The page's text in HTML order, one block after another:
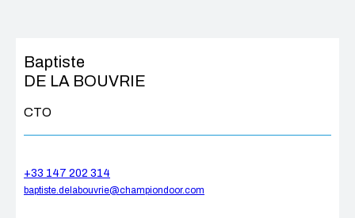
Baptiste
DE LA BOUVRIE
CTO
+33 147 202 314
baptiste.delabouvrie@championdoor.com